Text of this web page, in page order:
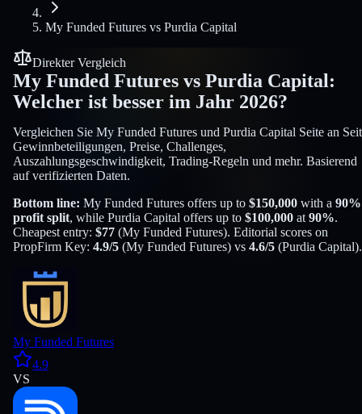
My Funded Futures vs Purdia Capital
Direkter Vergleich
My Funded Futures vs Purdia Capital:
Welcher ist besser im Jahr 2026?
Vergleichen Sie My Funded Futures und Purdia Capital Seite an
Gewinnbeteiligungen, Preise, Challenges,
Auszahlungsgeschwindigkeit, Trading-Regeln und mehr. Basierend
auf verifizierten Daten.
Bottom line: My Funded Futures offers up to $150,000 with a 90%
profit split, while Purdia Capital offers up to $100,000 at 90%.
Cheapest entry: $77 (My Funded Futures). Editorial scores on
PropFirm Key: 4.9/5 (My Funded Futures) vs 4.6/5 (Purdia Capital).
My Funded Futures
4.9
VS